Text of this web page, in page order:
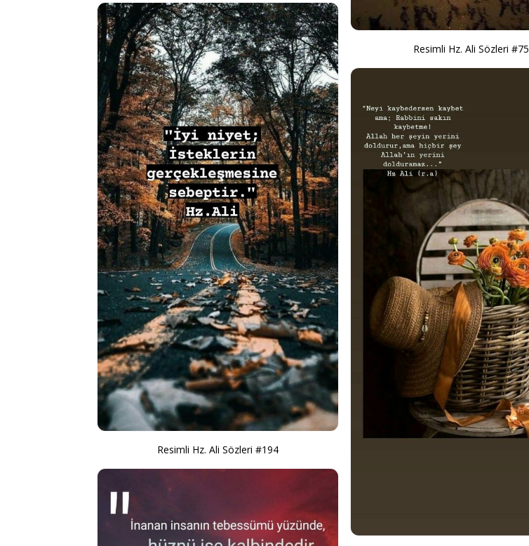
Resimli Hz. Ali Sözleri #194
Resimli Hz. Ali Sözleri #75